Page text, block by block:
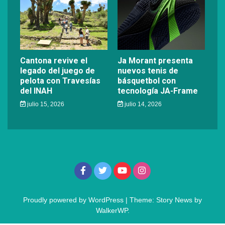
Cantona revive el
legado del juego de
pelota con Travesías
del INAH
julio 15, 2026
Ja Morant presenta
nuevos tenis de
básquetbol con
tecnología JA-Frame
julio 14, 2026
Proudly powered by WordPress | Theme: Story News by
WalkerWP.